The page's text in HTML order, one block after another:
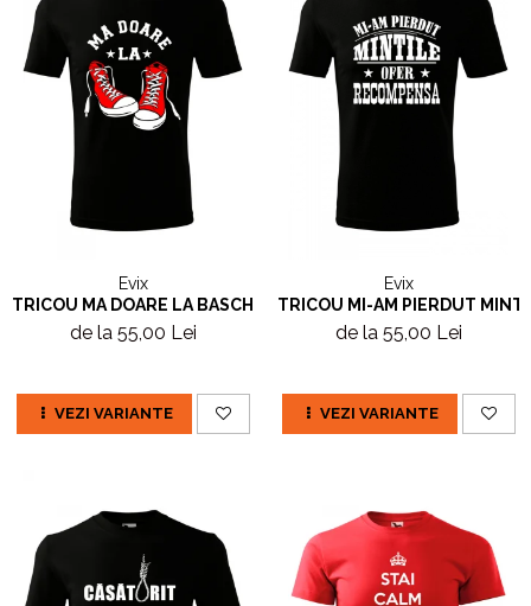
Evix
TRICOU MA DOARE LA BASCHETI
de la 55,00 Lei
VEZI VARIANTE
Evix
TRICOU MI-AM PIERDUT
de la 55,00 Lei
VEZI VARIANTE